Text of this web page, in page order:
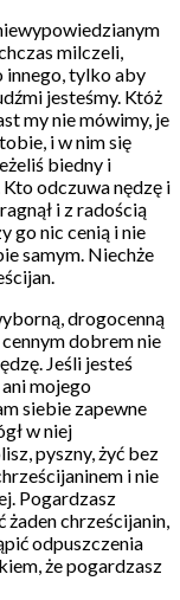
milczeli,
innego, tylko aby
jesteśmy. Któż
my nie mówimy, je
i w nim się
biedny i
odczuwa nędzę i
i z radością
go nic cenią i nie
samym. Niechże
drogocenną
dobrem nie
Jeśli jesteś
mojego
siebie zapewne
w niej
pyszny, żyć bez
i nie
Pogardzasz
chrześcijanin,
odpuszczenia
że pogardzasz